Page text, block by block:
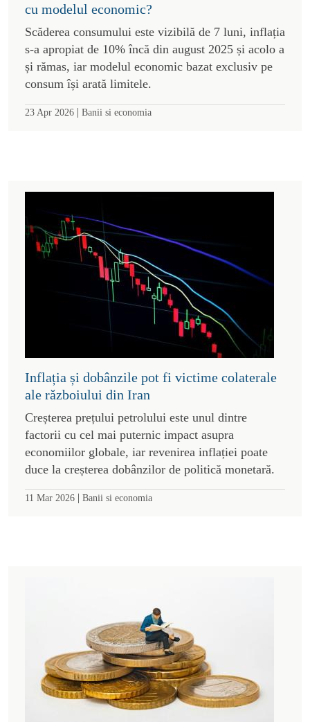
cu modelul economic?
Scăderea consumului este vizibilă de 7 luni, inflația
s-a apropiat de 10% încă din august 2025 și acolo a
și rămas, iar modelul economic bazat exclusiv pe
consum își arată limitele.
23 Apr 2026 | Banii si economia
Inflația și dobânzile pot fi victime colaterale
ale războiului din Iran
Creșterea prețului petrolului este unul dintre
factorii cu cel mai puternic impact asupra
economiilor globale, iar revenirea inflației poate
duce la creșterea dobânzilor de politică monetară.
11 Mar 2026 | Banii si economia